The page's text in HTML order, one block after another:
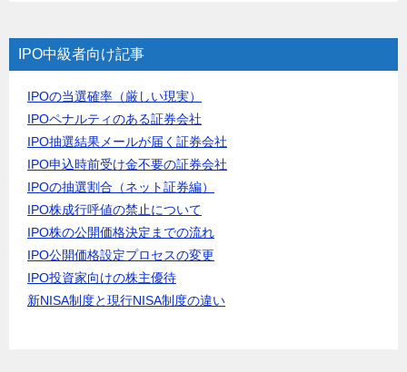
IPO中級者向け記事
IPOの当選確率（厳しい現実）
IPOペナルティのある証券会社
IPO抽選結果メールが届く証券会社
IPO申込時前受け金不要の証券会社
IPOの抽選割合（ネット証券編）
IPO株成行呼値の禁止について
IPO株の公開価格決定までの流れ
IPO公開価格設定プロセスの変更
IPO投資家向けの株主優待
新NISA制度と現行NISA制度の違い